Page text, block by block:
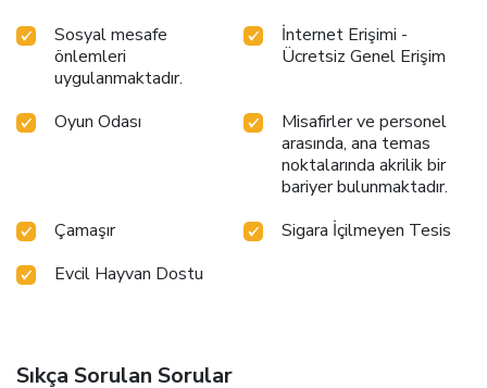
Sosyal mesafe
önlemleri
uygulanmaktadır.
İnternet Erişimi -
Ücretsiz Genel Erişim
Oyun Odası
Misafirler ve personel
arasında, ana temas
noktalarında akrilik bir
bariyer bulunmaktadır.
Çamaşır
Sigara İçilmeyen Tesis
Evcil Hayvan Dostu
Sıkça Sorulan Sorular